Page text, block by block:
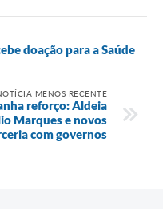
doação para a Saúde
MENOS RECENTE
reforço: Aldeia
Marques e novos
com governos